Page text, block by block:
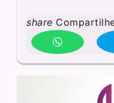
share